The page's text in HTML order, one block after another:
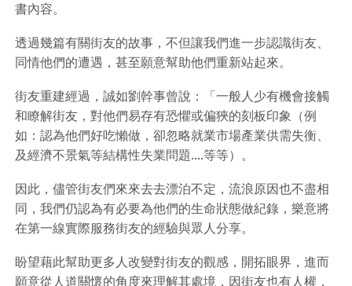
書內容。
透過幾篇有關街友的故事，不但讓我們進一步認識街友、
同情他們的遭遇，甚至願意幫助他們重新站起來。
街友重建經過，誠如劉幹事曾說：「一般人少有機會接觸
和瞭解街友，對他們易存有恐懼或偏狹的刻板印象（例
如：認為他們好吃懶做，卻忽略就業市場產業供需失衡、
及經濟不景氣等結構性失業問題....等等）。
因此，儘管街友們來來去去漂泊不定，流浪原因也不盡相
同，我們仍認為有必要為他們的生命狀態做紀錄，樂意將
在第一線實際服務街友的經驗與眾人分享。
盼望藉此幫助更多人改變對街友的觀感，開拓眼界，進而
願意從人道關懷的角度來理解其處境，因街友也有人權，